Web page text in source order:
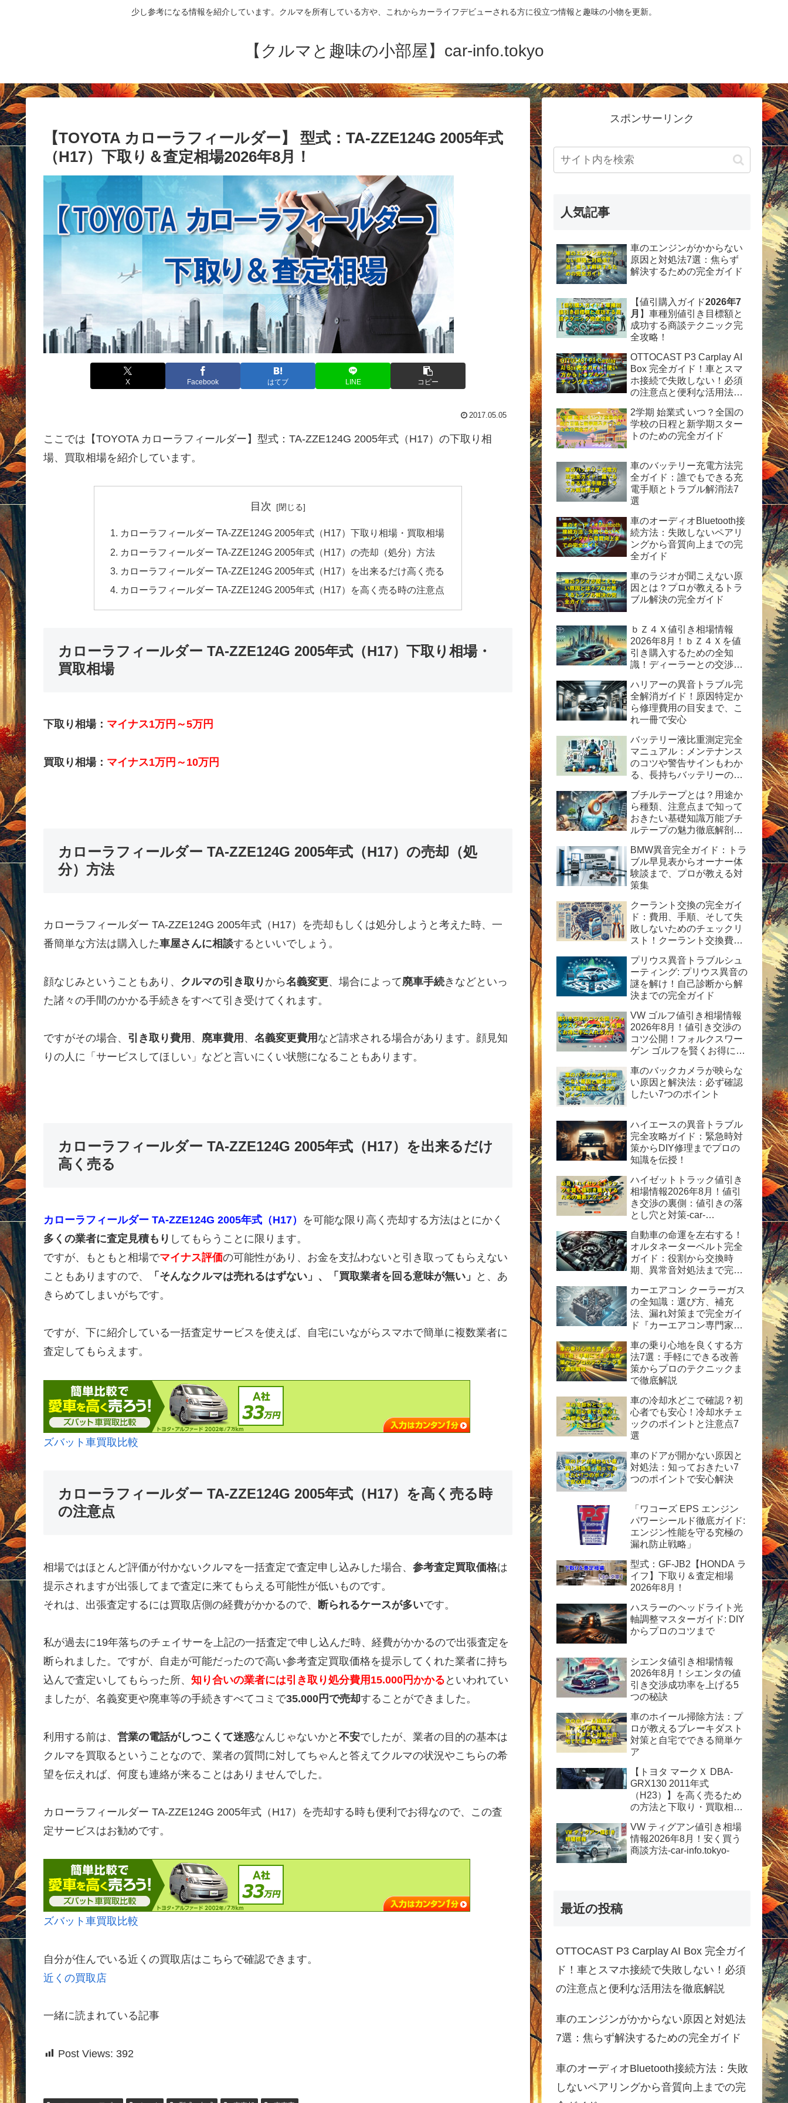
少し参考になる情報を紹介しています。クルマを所有している方や、これからカーライフデビューされる方に役立つ情報と趣味の小物を更新。
【クルマと趣味の小部屋】car-info.tokyo
【TOYOTA カローラフィールダー】 型式：TA-ZZE124G 2005年式
（H17）下取り＆査定相場2026年8月！
X Facebook はてブ LINE コピー
2017.05.05
ここでは【TOYOTA カローラフィールダー】型式：TA-ZZE124G 2005年式（H17）の下取り相
場、買取相場を紹介しています。
目次
カローラフィールダー TA-ZZE124G 2005年式（H17）下取り相場・買取相場
カローラフィールダー TA-ZZE124G 2005年式（H17）の売却（処分）方法
カローラフィールダー TA-ZZE124G 2005年式（H17）を出来るだけ高く売る
カローラフィールダー TA-ZZE124G 2005年式（H17）を高く売る時の注意点
カローラフィールダー TA-ZZE124G 2005年式（H17）下取り相場・
買取相場
下取り相場： マイナス1万円～5万円
買取り相場： マイナス1万円～10万円
カローラフィールダー TA-ZZE124G 2005年式（H17）の売却（処
分）方法
カローラフィールダー TA-ZZE124G 2005年式（H17）を売却もしくは処分しようと考えた時、一
番簡単な方法は購入した車屋さんに相談するといいでしょう。
顔なじみということもあり、 クルマの引き取り から名義変更、場合によって廃車手続きなどといっ
た諸々の手間のかかる手続きをすべて引き受けてくれます。
ですがその場合、 引き取り費用 、 廃車費用 、 名義変更費用 など請求される場合があります。顔見知
りの人に「サービスしてほしい」などと言いにくい状態になることもあります。
カローラフィールダー TA-ZZE124G 2005年式（H17）を出来るだけ
高く売る
カローラフィールダー TA-ZZE124G 2005年式（H17） を可能な限り高く売却する方法はとにかく
多くの業者に査定見積もり してもらうことに限ります。
ですが、もともと相場でマイナス評価の可能性があり、お金を支払わないと引き取ってもらえない
こともありますので、
「そんなクルマは売れるはずない」、「買取業者を回る意味が無い」
と、あ
きらめてしまいがちです。
ですが、下に紹介している一括査定サービスを使えば、自宅にいながらスマホで簡単に複数業者に
査定してもらえます。
ズバット車買取比較
カローラフィールダー TA-ZZE124G 2005年式（H17）を高く売る時
の注意点
相場ではほとんど評価が付かないクルマを一括査定で査定申し込みした場合、 参考査定買取価格は
提示されますが出張してまで査定に来てもらえる可能性が低いものです。
それは、出張査定するには買取店側の経費がかかるので、 断られるケースが多いです。
私が過去に19年落ちのチェイサーを上記の一括査定で申し込んだ時、経費がかかるので出張査定を
断られました。ですが、自走が可能だったので高い参考査定買取価格を提示してくれた業者に持ち
込んで査定いしてもらった所、 知り合いの業者には引き取り処分費用15.000円かかる といわれてい
ましたが、名義変更や廃車等の手続きすべてコミで35.000円で売却することができました。
利用する前は、 営業の電話がしつこくて迷惑なんじゃないかと 不安でしたが、業者の目的の基本は
クルマを買取るということなので、業者の質問に対してちゃんと答えてクルマの状況やこちらの希
望を伝えれば、何度も連絡が来ることはありませんでした。
カローラフィールダー TA-ZZE124G 2005年式（H17）を売却する時も便利でお得なので、この査
定サービスはお勧めです。
ズバット車買取比較
自分が住んでいる近くの買取店はこちらで確認できます。
近くの買取店
一緒に読まれている記事
Post Views: 392
スポンサーリンク
人気記事
車のエンジンがかからない
原因と対処法7選：焦らず
解決するための完全ガイド
【値引購入ガイド2026年7
月 】車種別値引き目標額と
成功する商談テクニック完
全攻略！
OTTOCAST P3 Carplay AI
Box 完全ガイド！車とスマ
ホ接続で失敗しない！必須
の注意点と便利な活用法を
2学期 始業式 いつ？全国の
学校の日程と新学期スター
トのための完全ガイド
車のバッテリー充電方法完
全ガイド：誰でもできる充
電手順とトラブル解消法7
選
車のオーディオBluetooth接
続方法：失敗しないペアリ
ングから音質向上までの完
全ガイド
車のラジオが聞こえない原
因とは？プロが教えるトラ
ブル解決の完全ガイド
ｂＺ４Ｘ値引き相場情報
2026年8月！ｂＺ４Ｘを値
引き購入するための全知
識！ディーラーとの交渉術
完全ガイド
ハリアーの異音トラブル完
全解消ガイド！原因特定か
ら修理費用の目安まで、こ
れ一冊で安心
バッテリー液比重測定完全
マニュアル：メンテナンス
のコツや警告サインもわか
る、長持ちバッテリーの秘
ブチルテープとは？用途か
ら種類、注意点まで知って
おきたい基礎知識万能ブチ
ルテープの魅力徹底解剖！
定版ガイド
BMW異音完全ガイド：トラ
ブル早見表からオーナー体
験談まで、プロが教える対
策集
クーラント交換の完全ガイ
ド：費用、手順、そして失
敗しないためのチェックリ
スト！クーラント交換費用
の手順と方法を紹介。
プリウス異音トラブルシュ
ーティング: プリウス異音の
謎を解け！自己診断から解
決までの完全ガイド
VW ゴルフ値引き相場情報
2026年8月！値引き交渉の
コツ公開！フォルクスワー
ゲン ゴルフを賢くお得に手
車のバックカメラが映らな
い原因と解決法：必ず確認
したい7つのポイント
ハイエースの異音トラブル
完全攻略ガイド：緊急時対
策からDIY修理までプロの
知識を伝授！
ハイゼットトラック値引き
相場情報2026年8月！値引
き交渉の裏側：値引きの落
とし穴と対策-car-
自動車の命運を左右する！
オルタネーターベルト完全
ガイド：役割から交換時
期、異常音対処法まで完全
カーエアコン クーラーガス
の全知識：選び方、補充
法、漏れ対策まで完全ガイ
ド『カーエアコン専門家が
全ガイド：安全性、経済
性、および運用のヒント』
車の乗り心地を良くする方
法7選：手軽にできる改善
策からプロのテクニックま
で徹底解説
車の冷却水どこで確認？初
心者でも安心！冷却水チェ
ックのポイントと注意点7
選
車のドアが開かない原因と
対処法：知っておきたい7
つのポイントで安心解決
「ワコーズ EPS エンジン
パワーシールド徹底ガイド:
エンジン性能を守る究極の
漏れ防止戦略」
型式：GF-JB2【HONDA ラ
イフ】下取り＆査定相場
2026年8月！
ハスラーのヘッドライト光
軸調整マスターガイド: DIY
からプロのコツまで
シエンタ値引き相場情報
2026年8月！シエンタの値
引き交渉成功率を上げる5
つの秘訣
車のホイール掃除方法：プ
ロが教えるブレーキダスト
対策と自宅でできる簡単ケ
ア
【トヨタ マークＸ DBA-
GRX130 2011年式
（H23）】を高く売るため
の方法と下取り・買取相場
VW ティグアン値引き相場
情報2026年8月！安く買う
商談方法-car-info.tokyo-
最近の投稿
OTTOCAST P3 Carplay AI Box 完全ガイ
ド！車とスマホ接続で失敗しない！必須
の注意点と便利な活用法を徹底解説
車のエンジンがかからない原因と対処法
7選：焦らず解決するための完全ガイド
車のオーディオBluetooth接続方法：失敗
しないペアリングから音質向上までの完